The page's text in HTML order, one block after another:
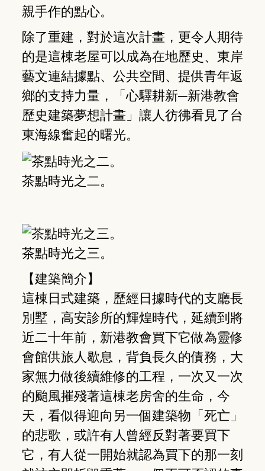
親手作的點心。
除了重建，對於這次計畫，更令人期待
的是這棟老屋可以成為在地歷史、東岸
藝文連結據點、公共空間、提供青年返
鄉的支持力量，「心驛耕新─新港教會
歷史建築夢想計畫」讓人彷彿看見了台
東海線奮起的曙光。
茶點時光之二。
茶點時光之三。
【建築簡介】
這棟日式建築，歷經日據時代的支廳長
別墅，高安診所的輝煌時代，延續到將
近二十年前，新港教會買下它做為靈修
會館供旅人歇息，背負長久的債務，大
家無力做後續維修的工程，一次又一次
的颱風摧殘著這棟老房舍的生命，今
天，看似得迎向另一個建築物「死亡」
的悲歌，或許有人曾經反對著要買下
它，有人從一開始就認為買下的那一刻